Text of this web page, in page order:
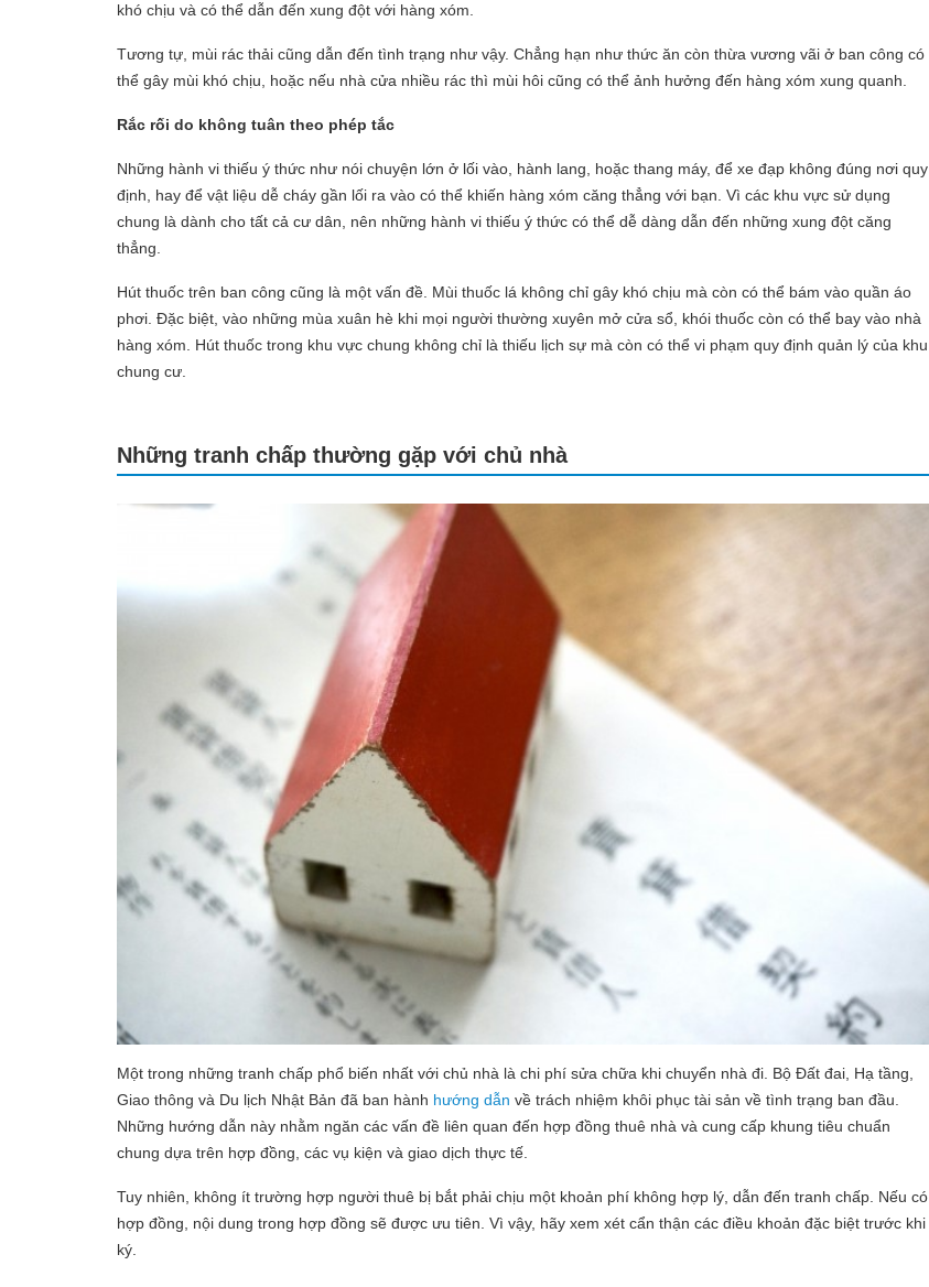
khó chịu và có thể dẫn đến xung đột với hàng xóm.
Tương tự, mùi rác thải cũng dẫn đến tình trạng như vậy. Chẳng hạn như thức ăn còn thừa vương vãi ở ban công có
thể gây mùi khó chịu, hoặc nếu nhà cửa nhiều rác thì mùi hôi cũng có thể ảnh hưởng đến hàng xóm xung quanh.
Rắc rối do không tuân theo phép tắc
Những hành vi thiếu ý thức như nói chuyện lớn ở lối vào, hành lang, hoặc thang máy, để xe đạp không đúng nơi quy
định, hay để vật liệu dễ cháy gần lối ra vào có thể khiến hàng xóm căng thẳng với bạn. Vì các khu vực sử dụng
chung là dành cho tất cả cư dân, nên những hành vi thiếu ý thức có thể dễ dàng dẫn đến những xung đột căng
thẳng.
Hút thuốc trên ban công cũng là một vấn đề. Mùi thuốc lá không chỉ gây khó chịu mà còn có thể bám vào quần áo
phơi. Đặc biệt, vào những mùa xuân hè khi mọi người thường xuyên mở cửa sổ, khói thuốc còn có thể bay vào nhà
hàng xóm. Hút thuốc trong khu vực chung không chỉ là thiếu lịch sự mà còn có thể vi phạm quy định quản lý của khu
chung cư.
Những tranh chấp thường gặp với chủ nhà
Một trong những tranh chấp phổ biến nhất với chủ nhà là chi phí sửa chữa khi chuyển nhà đi. Bộ Đất đai, Hạ tầng,
Giao thông và Du lịch Nhật Bản đã ban hành hướng dẫn về trách nhiệm khôi phục tài sản về tình trạng ban đầu.
Những hướng dẫn này nhằm ngăn các vấn đề liên quan đến hợp đồng thuê nhà và cung cấp khung tiêu chuẩn
chung dựa trên hợp đồng, các vụ kiện và giao dịch thực tế.
Tuy nhiên, không ít trường hợp người thuê bị bắt phải chịu một khoản phí không hợp lý, dẫn đến tranh chấp. Nếu có
hợp đồng, nội dung trong hợp đồng sẽ được ưu tiên. Vì vậy, hãy xem xét cẩn thận các điều khoản đặc biệt trước khi
ký.